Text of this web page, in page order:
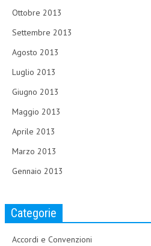
Ottobre 2013
Settembre 2013
Agosto 2013
Luglio 2013
Giugno 2013
Maggio 2013
Aprile 2013
Marzo 2013
Gennaio 2013
Categorie
Accordi e Convenzioni